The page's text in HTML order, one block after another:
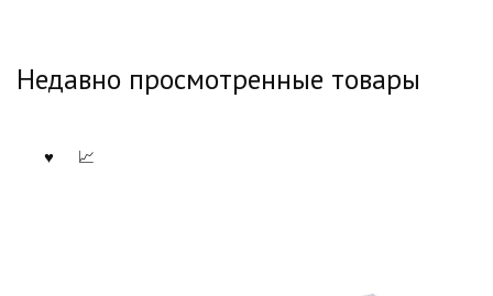
Недавно просмотренные товары